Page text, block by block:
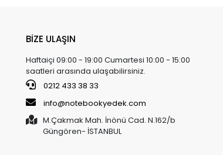
BİZE ULAŞIN
Haftaiçi 09:00 - 19:00 Cumartesi 10:00 - 15:00
saatleri arasında ulaşabilirsiniz.
0212 433 38 33
info@notebookyedek.com
M.Çakmak Mah. İnönü Cad. N.162/b
Güngören- İSTANBUL